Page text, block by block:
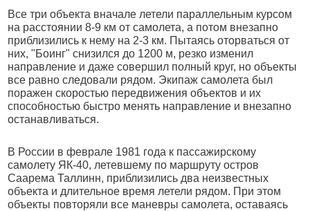
Все три объекта вначале летели параллельным курсом
на расстоянии 8-9 км от самолета, а потом внезапно
приблизились к нему на 2-3 км. Пытаясь оторваться от
них, "Боинг" снизился до 1200 м, резко изменил
направление и даже совершил полный круг, но объекты
все равно следовали рядом. Экипаж самолета был
поражен скоростью передвижения объектов и их
способностью быстро менять направление и внезапно
останавливаться.
В России в феврале 1981 года к пассажирскому
самолету ЯК-40, летевшему по маршруту остров
Саарема Таллинн, приблизились два неизвестных
объекта и длительное время летели рядом. При этом
объекты повторяли все маневры самолета, оставаясь